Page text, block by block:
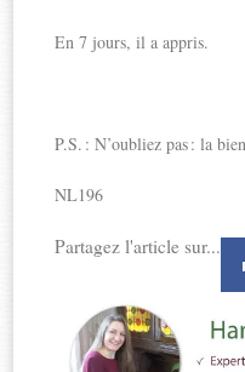
En 7 jours, il a appris.
P.S. : N’oubliez pas : la
NL196
Partagez l'article sur...